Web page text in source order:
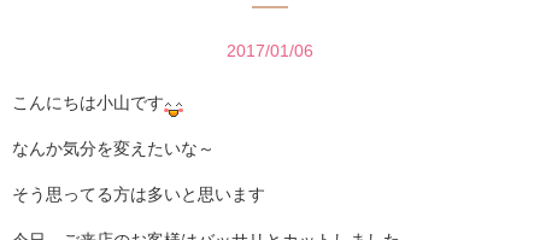
2017/01/06
こんにちは小山です
なんか気分を変えたいな～
そう思ってる方は多いと思います